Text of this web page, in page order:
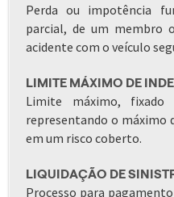
Perda ou impotência
parcial, de um membro
acidente com o veículo
LIMITE MÁXIMO DE
Limite máximo,
representando o máximo
em um risco coberto.
LIQUIDAÇÃO DE
Processo para